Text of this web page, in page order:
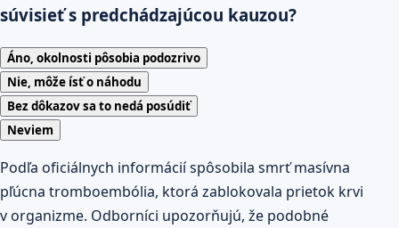
súvisieť s predchádzajúcou kauzou?
Áno, okolnosti pôsobia podozrivo
Nie, môže ísť o náhodu
Bez dôkazov sa to nedá posúdiť
Neviem
Podľa oficiálnych informácií spôsobila smrť masívna
pľúcna tromboembólia, ktorá zablokovala prietok krvi
v organizme. Odborníci upozorňujú, že podobné